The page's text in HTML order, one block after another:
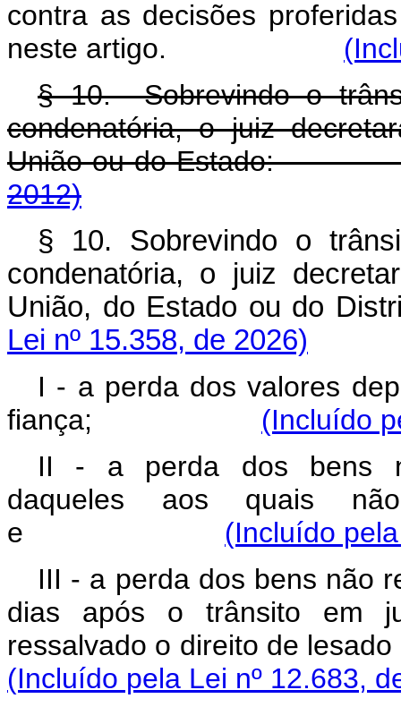
contra as decisões
neste artigo.
§ 10. Sobrevindo o
condenatória, o juiz
União ou do
2012)
§ 10. Sobrevindo o
condenatória, o juiz
União, do Estado ou do
Lei nº 15.358, de 2026)
I - a perda dos valores
fiança;
(Incluído
II - a perda dos bens
daqueles aos quais
e (Incluído
III - a perda dos bens não
dias após o trânsito em
ressalvado o direito de
(Incluído pela Lei nº 12.683,